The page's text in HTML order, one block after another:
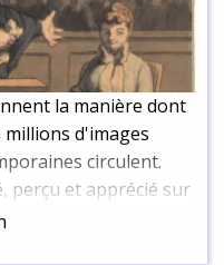
la manière dont
d'images
circulent.
perçu et apprécié sur